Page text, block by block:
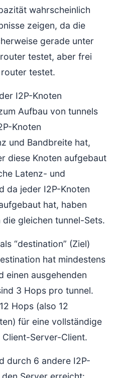
wahrscheinlich
zeigen, da die
gerade unter
testet, aber frei
testet.
I2P-Knoten
Aufbau von tunnels
Knoten
und Bandbreite hat,
diese Knoten aufgebaut
Latenz- und
da jeder I2P-Knoten
hat, haben
gleichen tunnel-Sets.
“destination” (Ziel)
hat mindestens
einen ausgehenden
3 Hops pro tunnel.
Hops (also 12
für eine vollständige
Server-Client.
durch 6 andere I2P-